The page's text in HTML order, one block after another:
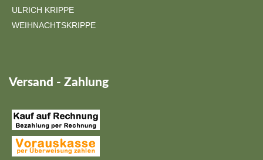
ULRICH KRIPPE
WEIHNACHTSKRIPPE
Versand - Zahlung